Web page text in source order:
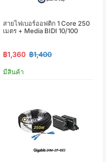
สายไฟเบอร์ออฟติก 1 Core 250
เมตร + Media BIDI 10/100
฿1,360 ฿1,400
มีสินค้า